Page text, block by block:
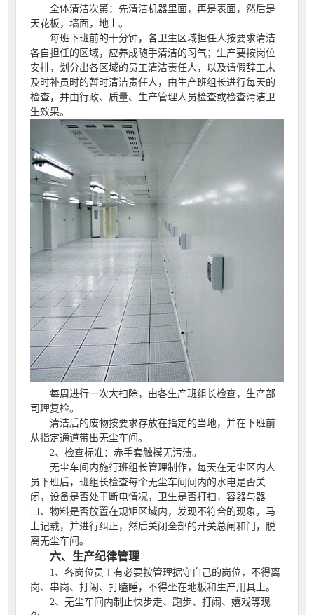
全体清洁次第：先清洁机器里面，再是表面，然后是
天花板，墙面，地上。
每班下班前的十分钟，各卫生区域担任人按要求清洁
各自担任的区域，应养成随手清洁的习气；生产要按岗位
安排，划分出各区域的员工清洁责任人，以及请假辞工未
及时补员时的暂时清洁责任人，由生产班组长进行每天的
检查，并由行政、质量、生产管理人员检查或检查清洁卫
生效果。
每周进行一次大扫除，由各生产班组长检查，生产部
司理复检。
清洁后的废物按要求存放在指定的当地，并在下班前
从指定通道带出无尘车间。
2、检查标准：赤手套触摸无污渍。
无尘车间内施行班组长管理制作，每天在无尘区内人
员下班后，班组长检查每个无尘车间间内的水电是否关
闭，设备是否处于断电情况，卫生是否打扫，容器与器
皿、物料是否放置在规矩区域内，发现不符合的现象，马
上记载，并进行纠正，然后关闭全部的开关总闸和门，脱
离无尘车间。
六、生产纪律管理
1、各岗位员工有必要按管理据守自己的岗位，不得离
岗、串岗、打闹、打瞌睡，不得坐在地板和生产用具上。
2、无尘车间内制止快步走、跑步、打闹、嬉戏等现